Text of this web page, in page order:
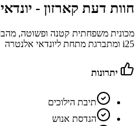
חוות דעת קארזון -
מכונית משפחתית קטנה ופשוטה,
i25 ומתברגת מתחת ליונדאי אלנטרה
יתרונות
תיבת הילוכים
הנדסת אנוש